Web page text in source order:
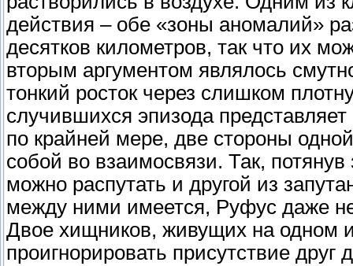
действия – обе «зоны аномалий»
десятков километров, так что их
вторым аргументом являлось
тонкий росток через слишком
случившихся эпизода
по крайней мере, две стороны
собой во взаимосвязи. Так,
можно распутать и другой из
между ними имеется, Руфус даже
Двое хищников, живущих на одном
проигнорировать присутствие